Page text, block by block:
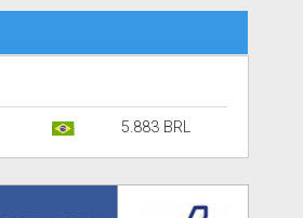
5.883 BRL